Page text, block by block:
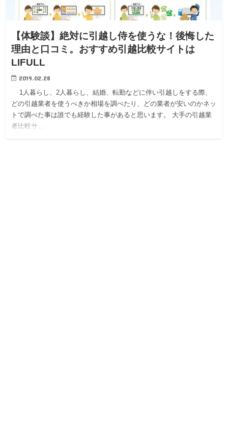
【体験談】絶対に引越し侍を使うな！後悔した
理由と口コミ。おすすめ引越比較サイトは
LIFULL
2019.02.28
1人暮らし、2人暮らし、結婚、転勤などに伴い引越しをする際、
どの引越業者を使うべきか相場を調べたり、どの業者が安いのかネッ
トで調べた事は誰でも経験した事があると思います。 大手の引越業
者比較サ…